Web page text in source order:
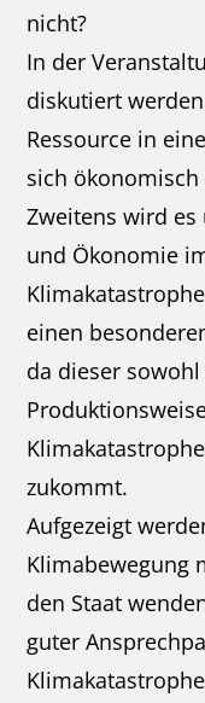
nicht?
In der
diskutiert
Ressource in
sich
Zweitens wird
und Ökonomie
einen
da dieser
zukommt.
Aufgezeigt
Klimabewegung
den Staat
guter